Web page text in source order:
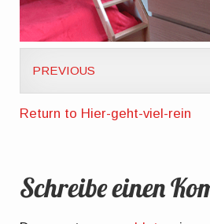
PREVIOUS
Return to Hier-geht-viel-rein
Schreibe einen